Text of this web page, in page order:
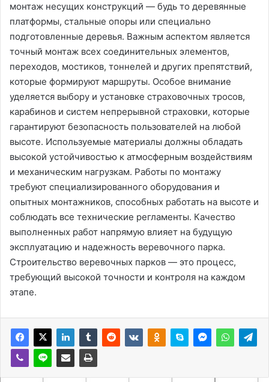
монтаж несущих конструкций — будь то деревянные
платформы, стальные опоры или специально
подготовленные деревья. Важным аспектом является
точный монтаж всех соединительных элементов,
переходов, мостиков, тоннелей и других препятствий,
которые формируют маршруты. Особое внимание
уделяется выбору и установке страховочных тросов,
карабинов и систем непрерывной страховки, которые
гарантируют безопасность пользователей на любой
высоте. Используемые материалы должны обладать
высокой устойчивостью к атмосферным воздействиям
и механическим нагрузкам. Работы по монтажу
требуют специализированного оборудования и
опытных монтажников, способных работать на высоте и
соблюдать все технические регламенты. Качество
выполненных работ напрямую влияет на будущую
эксплуатацию и надежность веревочного парка.
Строительство веревочных парков — это процесс,
требующий высокой точности и контроля на каждом
этапе.